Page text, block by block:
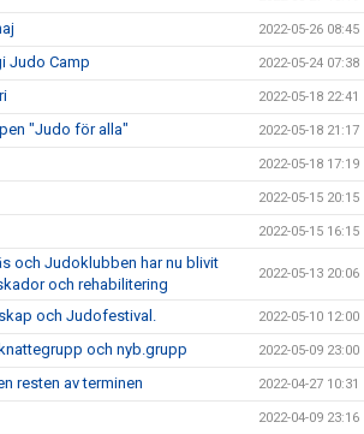
2022-05-26 08:45
Judo Camp 2022-05-24 07:38
2022-05-18 22:41
"Judo för alla" 2022-05-18 21:17
2022-05-18 17:19
2022-05-15 20:15
2022-05-15 16:15
och Judoklubben har nu blivit
och rehabilitering
2022-05-13 20:06
och Judofestival. 2022-05-10 12:00
och nyb.grupp 2022-05-09 23:00
resten av terminen 2022-04-27 10:31
2022-04-09 23:16